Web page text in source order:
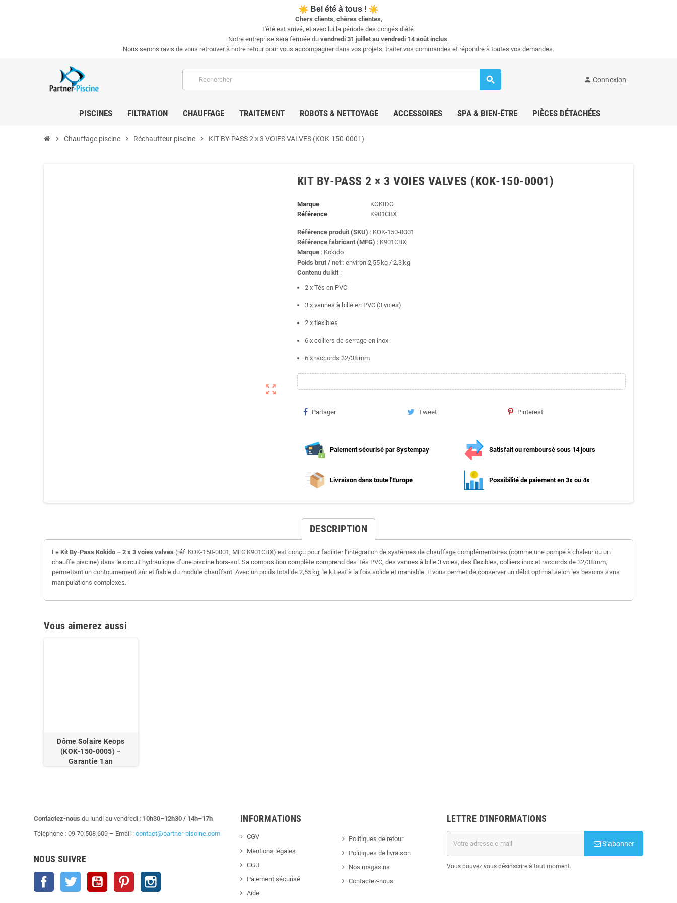
Bel été à tous !
Chers clients, chères clientes,
L'été est arrivé, et avec lui la période des congés d'été.
Notre entreprise sera fermée du vendredi 31 juillet au vendredi 14 août inclus.
Nous serons ravis de vous retrouver à notre retour pour vous accompagner dans vos projets, traiter vos commandes et répondre à toutes vos demandes.
search person Connexion
PISCINES FILTRATION CHAUFFAGE TRAITEMENT ROBOTS & NETTOYAGE ACCESSOIRES SPA & BIEN-ÊTRE PIÈCES DÉTACHÉES
chevron_right Chauffage piscine chevron_right Réchauffeur piscine chevron_right KIT BY‑PASS 2 × 3 VOIES VALVES (KOK‑150‑0001)
zoom_out_map
KIT BY‑PASS 2 × 3 VOIES VALVES (KOK‑150‑0001)
Marque
KOKIDO
Référence
K901CBX
Référence produit (SKU) : KOK‑150‑0001
Référence fabricant (MFG) : K901CBX
Marque: Kokido
Poids brut / net: environ 2,55 kg / 2,3 kg
Contenu du kit:
2 x Tés en PVC
3 x vannes à bille en PVC (3 voies)
2 x flexibles
6 x colliers de serrage en inox
6 x raccords 32/38 mm
Partager Tweet Pinterest
Paiement sécurisé par Systempay Satisfait ou remboursé sous 14 jours
Livraison dans toute l'Europe Possibilité de paiement en 3x ou 4x
DESCRIPTION
Le Kit By‑Pass Kokido – 2 x 3 voies valves (réf. KOK‑150‑0001, MFG K901CBX) est conçu pour faciliter l’intégration de systèmes de chauffage complémentaires (comme une pompe à chaleur ou un
chauffe piscine) dans le circuit hydraulique d’une piscine hors-sol. Sa composition complète comprend des Tés PVC, des vannes à bille 3 voies, des flexibles, colliers inox et raccords de 32/38 mm,
permettant un contournement sûr et fiable du module chauffant. Avec un poids total de 2,55 kg, le kit est à la fois solide et maniable. Il vous permet de conserver un débit optimal selon les besoins sans
manipulations complexes.
Vous aimerez aussi
Dôme Solaire Keops
(KOK‑150‑0005) –
Garantie 1 an
Contactez-nous du lundi au vendredi : 10h30–12h30 / 14h–17h
Téléphone : 09 70 508 609 – Email : contact@partner-piscine.com
NOUS SUIVRE
Facebook Twitter YouTube Pinterest
INFORMATIONS
CGV
Mentions légales
CGU
Paiement sécurisé
Aide
Politiques de retour
Politiques de livraison
Nos magasins
Contactez-nous
LETTRE D'INFORMATIONS
S’abonner
Vous pouvez vous désinscrire à tout moment.